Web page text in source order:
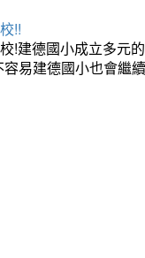
!!
!建德國小成立多元
易建德國小也會繼